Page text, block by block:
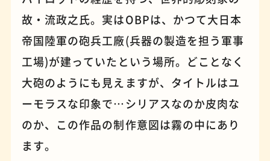
占い
故・流政之氏。実はOBPは、かつて大日本
帝国陸軍の砲兵工廠(兵器の製造を担う軍事
工場)が建っていたという場所。どことなく
大砲のようにも見えますが、タイトルはユ
ーモラスな印象で…シリアスなのか皮肉な
のか、この作品の制作意図は霧の中にあり
ます。